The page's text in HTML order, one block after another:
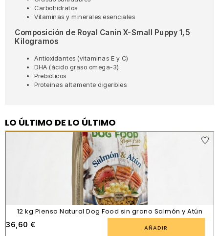
Carbohidratos
Vitaminas y minerales esenciales
Composición de Royal Canin X-Small Puppy 1,5
Kilogramos
Antioxidantes (vitaminas E y C)
DHA (ácido graso omega-3)
Prebióticos
Proteínas altamente digeribles
LO ÚLTIMO DE LO ÚLTIMO
12 kg Pienso Natural Dog Food sin grano Salmón y Atún
36,60 € AÑADIR